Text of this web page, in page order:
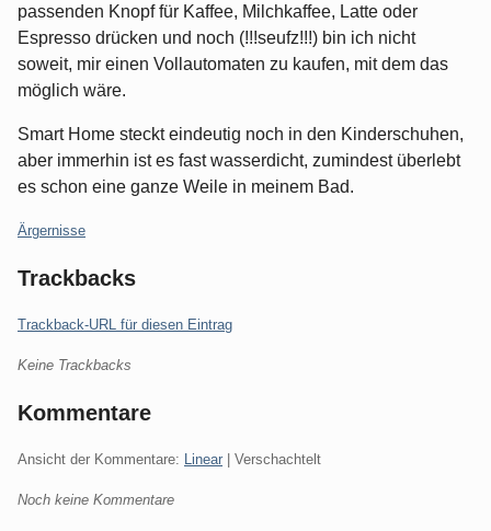
passenden Knopf für Kaffee, Milchkaffee, Latte oder
Espresso drücken und noch (!!!seufz!!!) bin ich nicht
soweit, mir einen Vollautomaten zu kaufen, mit dem das
möglich wäre.
Smart Home steckt eindeutig noch in den Kinderschuhen,
aber immerhin ist es fast wasserdicht, zumindest überlebt
es schon eine ganze Weile in meinem Bad.
Kategorien:
Ärgernisse
Trackbacks
Trackback-URL für diesen Eintrag
Keine Trackbacks
Kommentare
Ansicht der Kommentare: Linear | Verschachtelt
Noch keine Kommentare